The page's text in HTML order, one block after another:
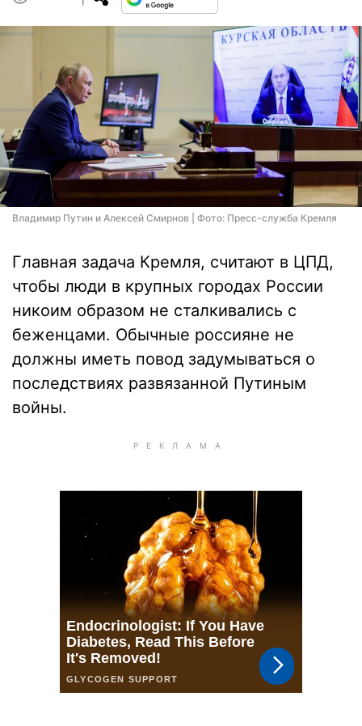
Владимир Путин и Алексей Смирнов | Фото: Пресс-служба Кремля
Главная задача Кремля, считают в ЦПД,
чтобы люди в крупных городах России
никоим образом не сталкивались с
беженцами. Обычные россияне не
должны иметь повод задумываться о
последствиях развязанной Путиным
войны.